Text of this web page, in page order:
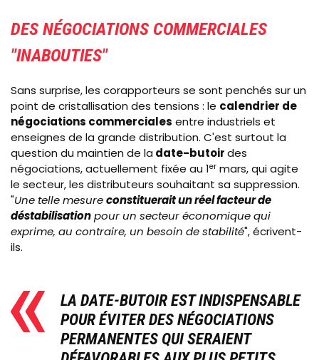
DES NÉGOCIATIONS COMMERCIALES
"INABOUTIES"
Sans surprise, les corapporteurs se sont penchés sur un
point de cristallisation des tensions : le calendrier de
négociations commerciales entre industriels et
enseignes de la grande distribution. C'est surtout la
question du maintien de la date-butoirdes
négociations, actuellement fixée au 1er mars, qui agite
le secteur, les distributeurs souhaitant sa suppression.
"Une telle mesureconstituerait un réel facteur de
déstabilisationpour un secteur économique qui
exprime, au contraire, un besoin de stabilité", écrivent-
ils.
LA DATE-BUTOIR EST INDISPENSABLE
POUR ÉVITER DES NÉGOCIATIONS
PERMANENTES QUI SERAIENT